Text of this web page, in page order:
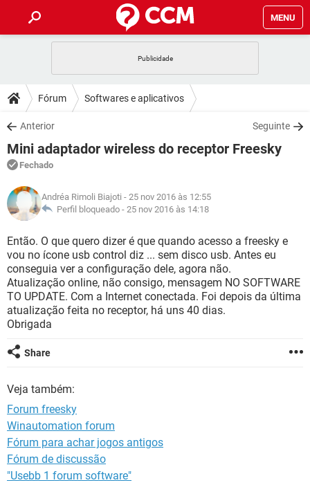
MENU
CELULAR FACEBOOK
OUTLOOK
INSTAGRAM GMAIL
GUIA DE COMPRAS
DICAS
JOGOS WHATSAPP
OUTLOOK
INSTAGRAM
GUIA DE COMPRAS
DOWNLOADS
JOGOS WHATSAPP
CELULAR
OUTLOOK EXCEL
INSTAGRAM
GUIA DE COMPRAS
FÓRUM
JOGOS
CELULAR FACEBOOK
INSTAGRAM GMAIL
GUIA DE COMPRAS
GLOSSÁRIO
JOGOS
CELULAR FACEBOOK
OUTLOOK EXCEL
INSTAGRAM GMAIL
GUIA DE COMPRAS
Fórum Softwares e aplicativos
Anterior Seguinte
Mini adaptador wireless do receptor Freesky
Fechado
Andréa Rimoli Biajoti - 25 nov 2016 às 12:55
Perfil bloqueado - 25 nov 2016 às 14:18
Então. O que quero dizer é que quando acesso a freesky e
vou no ícone usb control diz ... sem disco usb. Antes eu
conseguia ver a configuração dele, agora não.
Atualização online, não consigo, mensagem NO SOFTWARE
TO UPDATE. Com a Internet conectada. Foi depois da última
atualização feita no receptor, há uns 40 dias.
Obrigada
Share
Veja também:
Forum freesky
Winautomation forum
Fórum para achar jogos antigos
Fórum de discussão
"Usebb 1 forum software"